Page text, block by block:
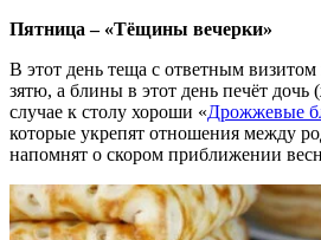
Пятница – «Тёщины вечерки»
В этот день теща с ответным
зятю, а блины в этот день печёт дочь
случае к столу хороши «Дрожжевые
которые укрепят отношения между
напомнят о скором приближении